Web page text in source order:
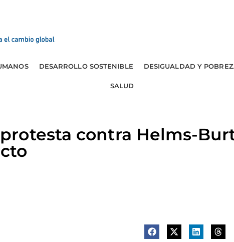
DESARROLLO SOSTENIBLE DESIGUALDAD Y
SALUD
protesta contra Helms-